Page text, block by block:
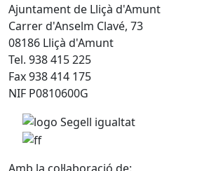
Ajuntament de Lliçà d'Amunt
Carrer d'Anselm Clavé, 73
08186 Lliçà d'Amunt
Tel. 938 415 225
Fax 938 414 175
NIF P0810600G